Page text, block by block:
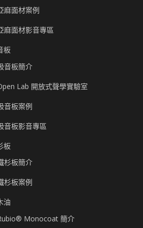
麻面材案例
麻面材影音專區
板
音板簡介
Lab 開放式聲學實驗室
音板案例
音板影音專區
板
杉板簡介
杉板案例
油
Monocoat 簡介